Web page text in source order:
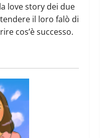
love story dei due
il loro falò di
cos’è successo.